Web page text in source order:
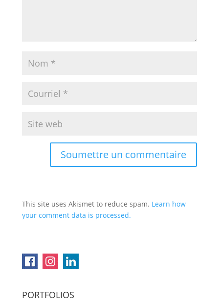
This site uses Akismet to reduce spam. Learn how
your comment data is processed.
PORTFOLIOS